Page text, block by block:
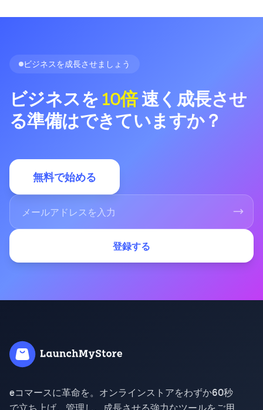
ビジネスを成長させましょう
ビジネスを 10倍速く成長させ
る準備はできていますか？
無料で始める
登録する
eコマースに革命を。オンラインストアをわずか60秒
で立ち上げ、管理し、成長させる強力なツールをご用